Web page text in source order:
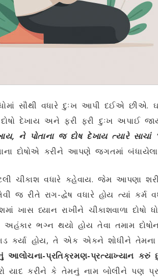
સૌથી વધારે દુઃખ આપી દઈએ
દોષો દેખાય અને ફરી ફરી દુઃખ
ને પોતાના જ દોષ દેખાય ત્યારે સાચાં
દોષોએ કરીને આપણે જગતમાં
ચીકાશ વધારે કહેવાય. જેમ આપણા
જ રીતે રાગ-દ્વેષ વધારે હોય ત્યાં કર્મ
ખાસ ધ્યાન રાખીને ચીકાશવાળા
ભગ્ન થયો હોય તેવા તમામ
કર્યા હોય, તે એક એકને શોધીને તેમના
આલોચના-પ્રતિક્રમણ-પ્રત્યાખ્યાન કરું
યાદ કરીને કે તેમનું નામ બોલીને પણ